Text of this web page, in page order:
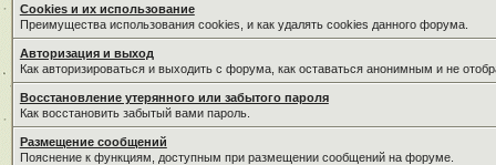
Cookies и их использование
Преимущества использования cookies, и как удалять cookies данного форума.
Авторизация и выход
Как авторизироваться и выходить с форума, как оставаться анонимным и не
Восстановление утерянного или забытого пароля
Как восстановить забытый вами пароль.
Размещение сообщений
Пояснение к функциям, доступным при размещении сообщений на форуме.